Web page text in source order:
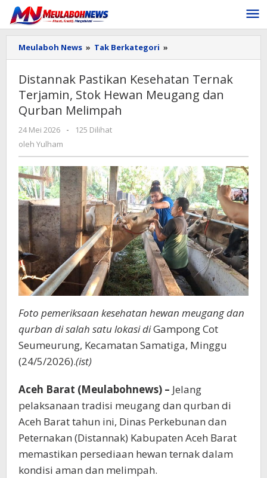
Lewati
konten
Meulaboh News » Tak Berkategori »
Pastikan
Ternak
Terjamin,
Stok
Melimpah
Distannak Pastikan Kesehatan Ternak
Terjamin, Stok Hewan Meugang dan
Qurban Melimpah
24 Mei 2026
oleh
-
125 Dilihat
oleh Yulham
Foto pemeriksaan kesehatan hewan meugang dan
qurban di salah satu lokasi diGampong Cot
Seumeurung, Kecamatan Samatiga, Minggu
(24/5/2026).(ist)
Aceh Barat (Meulabohnews) – Jelang
pelaksanaan tradisi meugang dan qurban di
Aceh Barat tahun ini, Dinas Perkebunan dan
Peternakan (Distannak) Kabupaten Aceh Barat
memastikan persediaan hewan ternak dalam
kondisi aman dan melimpah.